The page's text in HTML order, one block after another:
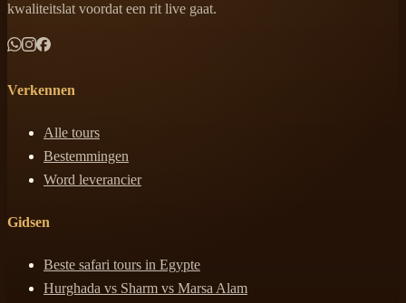
kwaliteitslat voordat een rit live gaat.
Verkennen
Alle tours
Bestemmingen
Word leverancier
Gidsen
Beste safari tours in Egypte
Hurghada vs Sharm vs Marsa Alam